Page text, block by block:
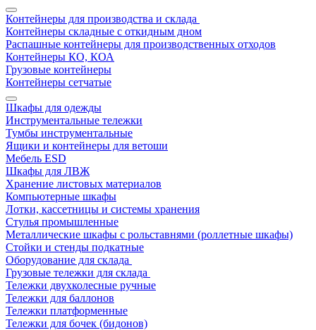
Контейнеры для производства и склада
Контейнеры складные с откидным дном
Распашные контейнеры для производственных отходов
Контейнеры КО, КОА
Грузовые контейнеры
Контейнеры сетчатые
Шкафы для одежды
Инструментальные тележки
Тумбы инструментальные
Ящики и контейнеры для ветоши
Мебель ESD
Шкафы для ЛВЖ
Хранение листовых материалов
Компьютерные шкафы
Лотки, кассетницы и системы хранения
Стулья промышленные
Металлические шкафы с рольставнями (роллетные шкафы)
Стойки и стенды подкатные
Оборудование для склада
Грузовые тележки для склада
Тележки двухколесные ручные
Тележки для баллонов
Тележки платформенные
Тележки для бочек (бидонов)